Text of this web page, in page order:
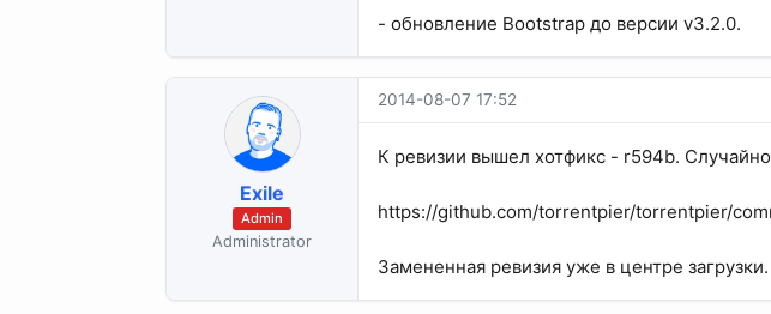
- обновление Bootstrap до версии v3.2.0.
Exile
Admin
Administrator
2014-08-07 17:52
К ревизии вышел хотфикс - r594b.
https://github.com/torrentpier/torrentpier/
Замененная ревизия уже в центре загрузки.